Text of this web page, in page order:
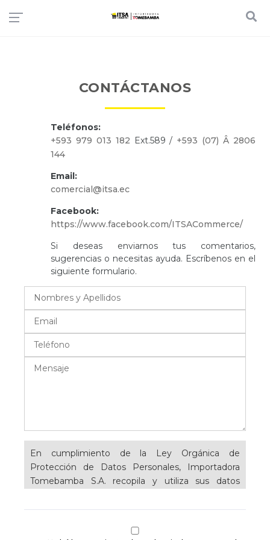
CONTÁCTANOS
Teléfonos:
+593 979 013 182 Ext.589 / +593 (07) Â 2806
144
Email:
comercial@itsa.ec
Facebook:
https://www.facebook.com/ITSACommerce/
Si deseas enviarnos tus comentarios,
sugerencias o necesitas ayuda. Escríbenos en el
siguiente formulario.
En cumplimiento de la Ley Orgánica de
Protección de Datos Personales, Importadora
Tomebamba S.A. recopila y utiliza sus datos
comercial y contractual, esto incluye
nuestros productos y servicios sobre los cuales